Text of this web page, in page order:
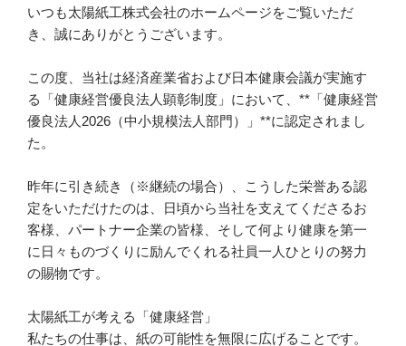
いつも太陽紙工株式会社のホームページをご覧いただ
き、誠にありがとうございます。
この度、当社は経済産業省および日本健康会議が実施す
る「健康経営優良法人顕彰制度」において、**「健康経営
優良法人2026（中小規模法人部門）」**に認定されまし
た。
昨年に引き続き（※継続の場合）、こうした栄誉ある認
定をいただけたのは、日頃から当社を支えてくださるお
客様、パートナー企業の皆様、そして何より健康を第一
に日々ものづくりに励んでくれる社員一人ひとりの努力
の賜物です。
太陽紙工が考える「健康経営」
私たちの仕事は、紙の可能性を無限に広げることです。